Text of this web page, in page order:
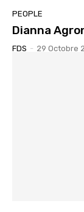
PEOPLE
Dianna
FDS - 29 Octobre